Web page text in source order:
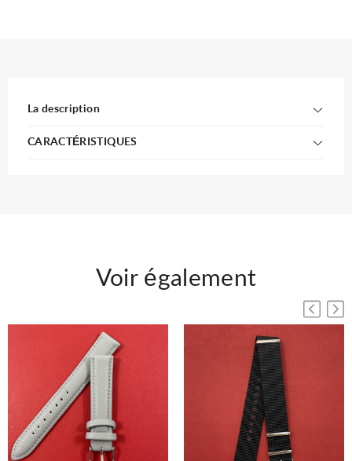
La description
CARACTÉRISTIQUES
Voir également